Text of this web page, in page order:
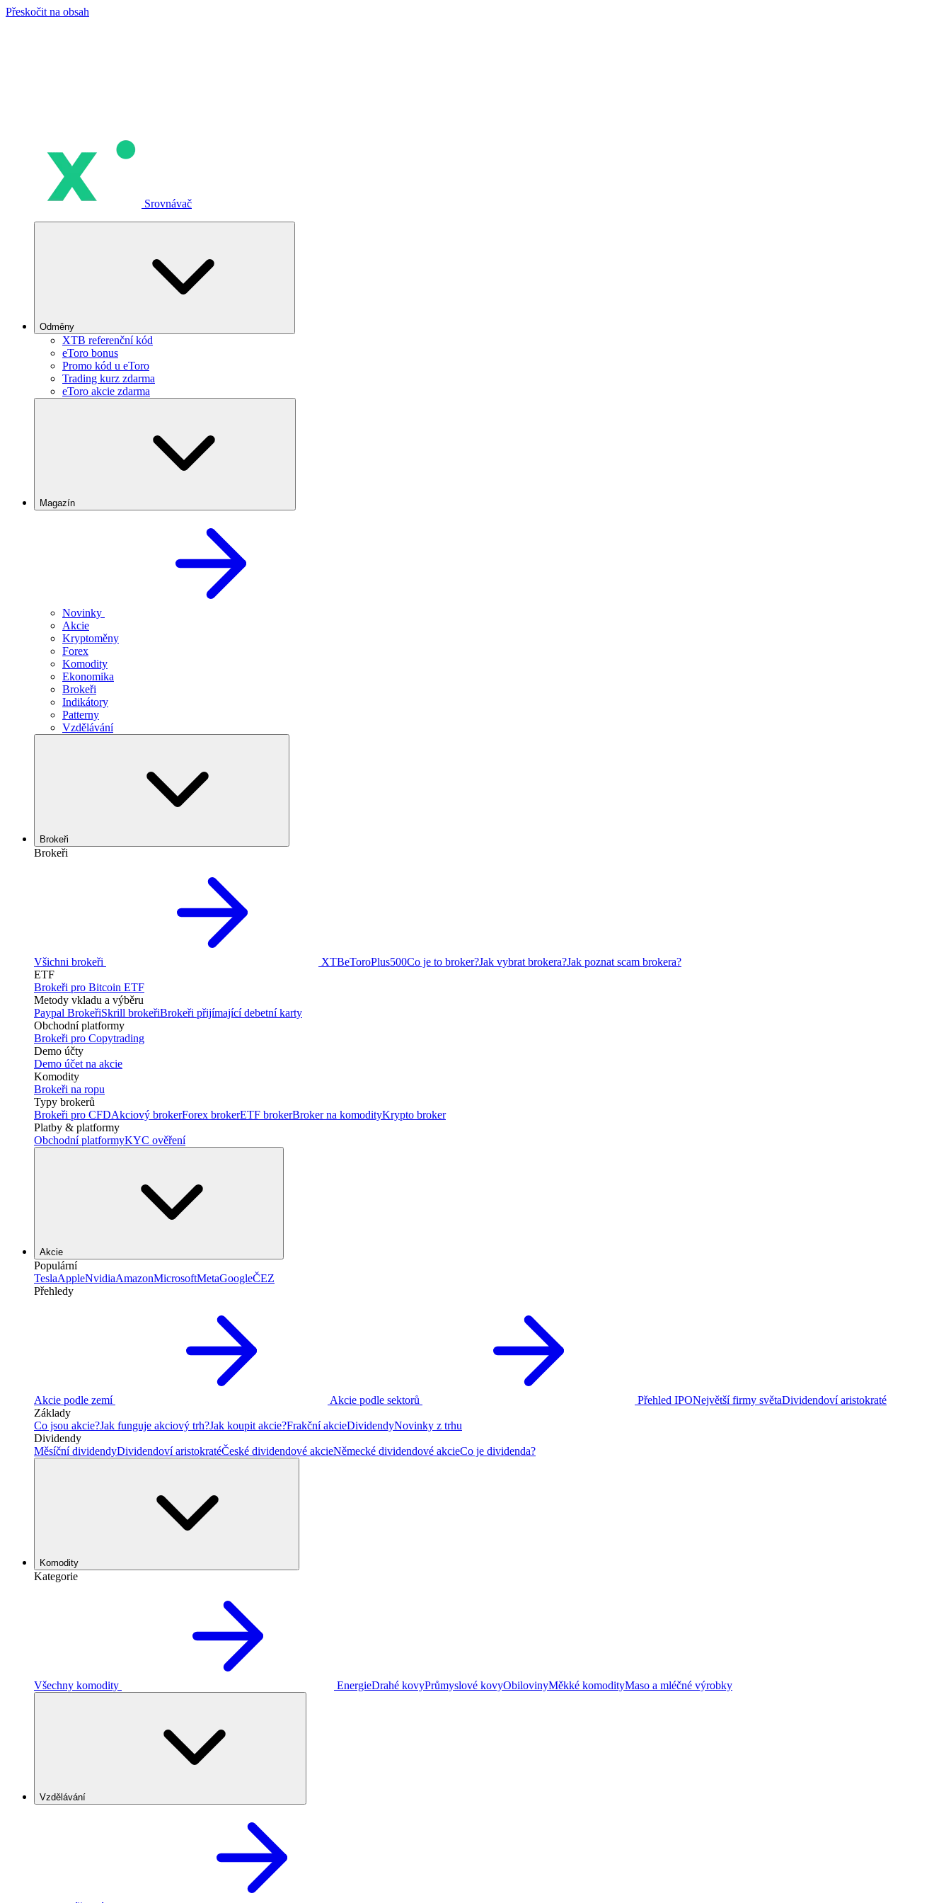
Přeskočit na obsah
Srovnávač
Odměny
XTB referenční kód
eToro bonus
Promo kód u eToro
Trading kurz zdarma
eToro akcie zdarma
Magazín
Novinky
Akcie
Kryptoměny
Forex
Komodity
Ekonomika
Brokeři
Indikátory
Patterny
Vzdělávání
Brokeři
Brokeři
Všichni brokeři XTBeToroPlus500Co je to broker?Jak vybrat brokera?Jak poznat scam brokera?
ETF
Brokeři pro Bitcoin ETF
Metody vkladu a výběru
Paypal BrokeřiSkrill brokeřiBrokeři přijímající debetní karty
Obchodní platformy
Brokeři pro Copytrading
Demo účty
Demo účet na akcie
Komodity
Brokeři na ropu
Typy brokerů
Brokeři pro CFDAkciový brokerForex brokerETF brokerBroker na komodityKrypto broker
Platby & platformy
Obchodní platformyKYC ověření
Akcie
Populární
TeslaAppleNvidiaAmazonMicrosoftMetaGoogleČEZ
Přehledy
Akcie podle zemí Akcie podle sektorů Přehled IPONejvětší firmy světaDividendoví aristokraté
Základy
Co jsou akcie?Jak funguje akciový trh?Jak koupit akcie?Frakční akcieDividendyNovinky z trhu
Dividendy
Měsíční dividendyDividendoví aristokratéČeské dividendové akcieNěmecké dividendové akcieCo je dividenda?
Komodity
Kategorie
Všechny komodity EnergieDrahé kovyPrůmyslové kovyObilovinyMěkké komodityMaso a mléčné výrobky
Vzdělávání